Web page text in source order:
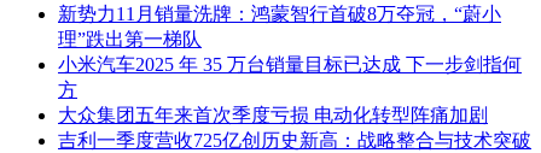
新势力11月销量洗牌：鸿蒙智行首破8万夺冠，“蔚小
理”跌出第一梯队
小米汽车2025 年 35 万台销量目标已达成 下一步剑指何
方
大众集团五年来首次季度亏损 电动化转型阵痛加剧
吉利一季度营收725亿创历史新高：战略整合与技术突破